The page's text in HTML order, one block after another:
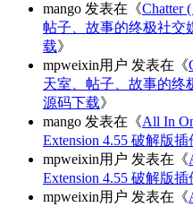
mango 发表在《Chatter
帖子、故事的终极社交
载》
mpweixin用户 发表在《
天室、帖子、故事的终
源码下载》
mango 发表在《All In
Extension 4.55 破解版
mpweixin用户 发表在《
Extension 4.55 破解版
mpweixin用户 发表在《